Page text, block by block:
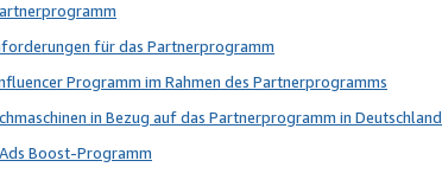
für das Partnerprogramm
Programm im Rahmen des Partnerprogramms
in Bezug auf das Partnerprogramm in Deutschland
Boost-Programm